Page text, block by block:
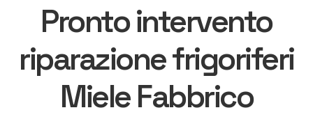
Pronto intervento
riparazione frigoriferi
Miele Fabbrico